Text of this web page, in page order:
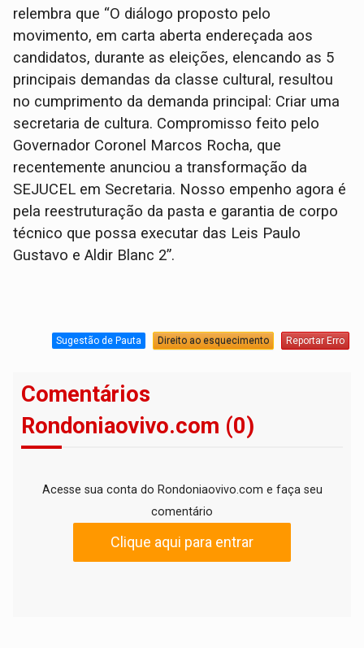
relembra que “O diálogo proposto pelo
movimento, em carta aberta endereçada aos
candidatos, durante as eleições, elencando as 5
principais demandas da classe cultural, resultou
no cumprimento da demanda principal: Criar uma
secretaria de cultura. Compromisso feito pelo
Governador Coronel Marcos Rocha, que
recentemente anunciou a transformação da
SEJUCEL em Secretaria. Nosso empenho agora é
pela reestruturação da pasta e garantia de corpo
técnico que possa executar das Leis Paulo
Gustavo e Aldir Blanc 2”.
Sugestão de Pauta Direito ao esquecimento Reportar Erro
Comentários
Rondoniaovivo.com (0)
Acesse sua conta do Rondoniaovivo.com e faça seu
comentário
Clique aqui para entrar